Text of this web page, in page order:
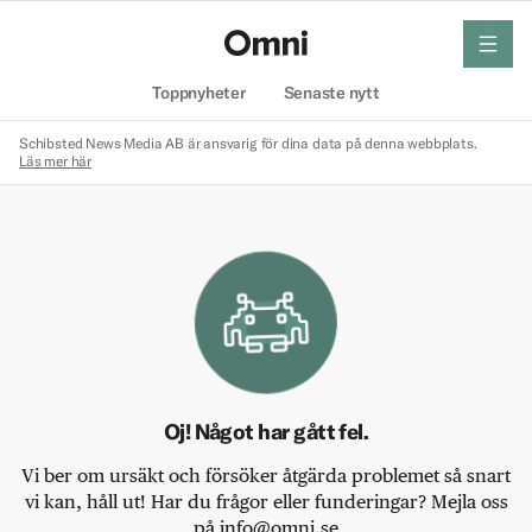
Toppnyheter Senaste nytt
meny
Schibsted News Media AB är ansvarig för dina data på denna webbplats.
Läs mer här
Oj! Något har gått fel.
Vi ber om ursäkt och försöker åtgärda problemet så snart
vi kan, håll ut! Har du frågor eller funderingar? Mejla oss